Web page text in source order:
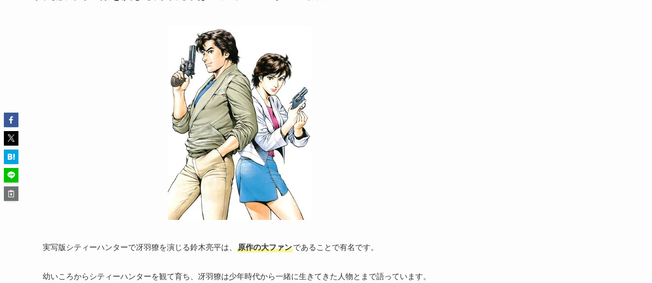
実写版シティーハンターで冴羽獠を演じる鈴木亮平は、 原作の大ファンであることで有名です。
幼いころからシティーハンターを観て育ち、冴羽獠は少年時代から一緒に生きてきた人物とまで語っています。